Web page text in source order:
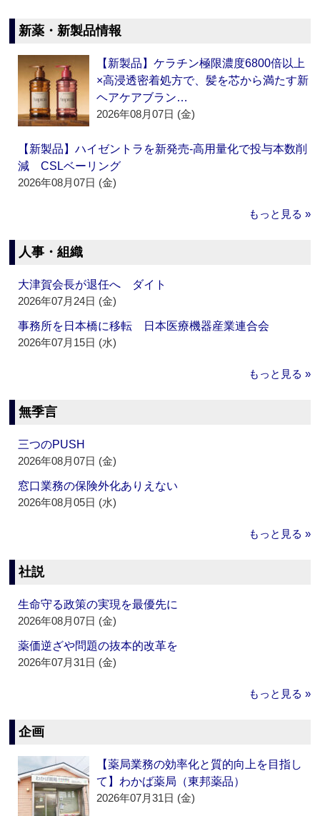
新薬・新製品情報
【新製品】ケラチン極限濃度6800倍以上
×高浸透密着処方で、髪を芯から満たす新
ヘアケアブラン…
2026年08月07日 (金)
【新製品】ハイゼントラを新発売‐高用量化で投与本数削
減 CSLベーリング
2026年08月07日 (金)
もっと見る »
人事・組織
大津賀会長が退任へ ダイト
2026年07月24日 (金)
事務所を日本橋に移転 日本医療機器産業連合会
2026年07月15日 (水)
もっと見る »
無季言
三つのPUSH
2026年08月07日 (金)
窓口業務の保険外化ありえない
2026年08月05日 (水)
もっと見る »
社説
生命守る政策の実現を最優先に
2026年08月07日 (金)
薬価逆ざや問題の抜本的改革を
2026年07月31日 (金)
もっと見る »
企画
【薬局業務の効率化と質的向上を目指し
て】わかば薬局（東邦薬品）
2026年07月31日 (金)